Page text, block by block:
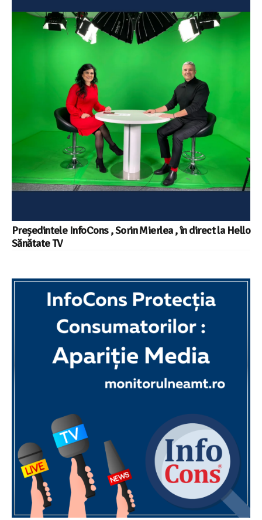
Președintele InfoCons , Sorin Mierlea , în direct la Hello
Sănătate TV